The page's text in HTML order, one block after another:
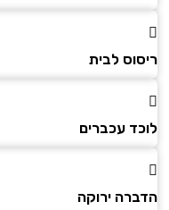
ריסוס לבית
לוכד עכברים
הדברה ירוקה